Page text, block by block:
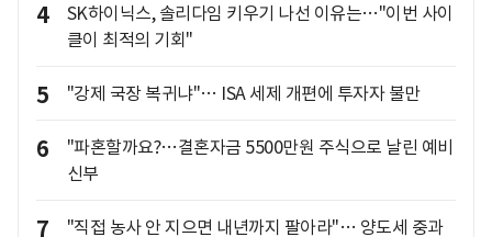
4
SK하이닉스, 솔리다임 키우기 나선 이유는…"이번 사이
클이 최적의 기회"
5 "강제 국장 복귀냐"… ISA 세제 개편에 투자자 불만
6
"파혼할까요?…결혼자금 5500만원 주식으로 날린 예비
신부
7 "직접 농사 안 지으면 내년까지 팔아라"… 양도세 중과